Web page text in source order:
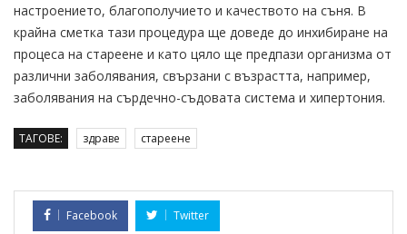
настроението, благополучието и качеството на съня. В
крайна сметка тази процедура ще доведе до инхибиране на
процеса на стареене и като цяло ще предпази организма от
различни заболявания, свързани с възрастта, например,
заболявания на сърдечно-съдовата система и хипертония.
ТАГОВЕ: здраве стареене
Facebook Twitter